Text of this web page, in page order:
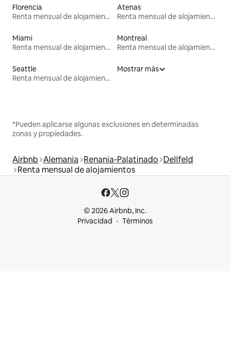
Florencia
Renta mensual de alojamientos
Atenas
Renta mensual de alojamientos
Miami
Renta mensual de alojamientos
Montreal
Renta mensual de alojamientos
Seattle
Renta mensual de alojamientos
Mostrar más
*Pueden aplicarse algunas exclusiones en determinadas
zonas y propiedades.
Airbnb Alemania Renania-Palatinado Dellfeld
Renta mensual de alojamientos
© 2026 Airbnb, Inc.
Privacidad
Términos